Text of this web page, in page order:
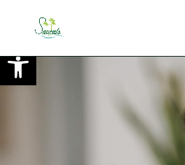
Ouvrir la barre d’outils